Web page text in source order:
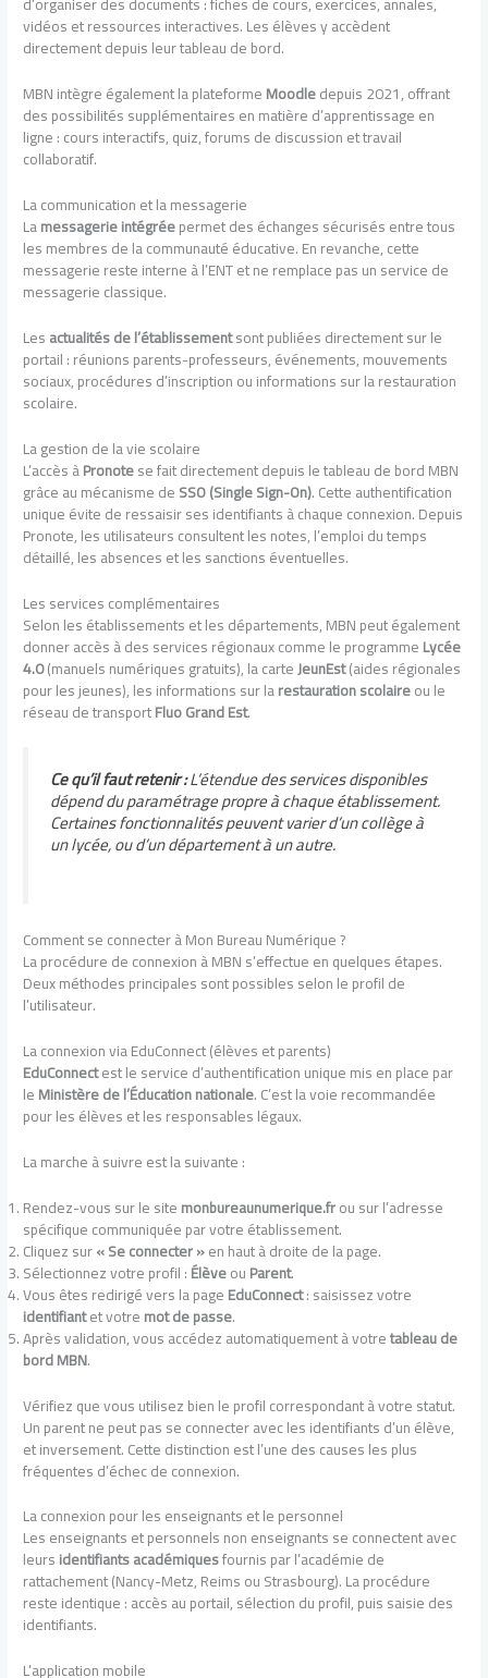
vidéos et ressources interactives. Les élèves y accèdent
directement depuis leur tableau de bord.
MBN intègre également la plateformeMoodledepuis 2021, offrant
des possibilités supplémentaires en matière d’apprentissage en
ligne : cours interactifs, quiz, forums de discussion et travail
collaboratif.
La communication et la messagerie
Lamessagerie intégréepermet des échanges sécurisés entre tous
les membres de la communauté éducative. En revanche, cette
messagerie reste interne à l’ENT et ne remplace pas un service de
messagerie classique.
Lesactualités de l’établissementsont publiées directement sur le
portail : réunions parents-professeurs, événements, mouvements
sociaux, procédures d’inscription ou informations sur la restauration
scolaire.
La gestion de la vie scolaire
L’accès àPronotese fait directement depuis le tableau de bord MBN
grâce au mécanisme deSSO (Single Sign-On). Cette authentification
unique évite de ressaisir ses identifiants à chaque connexion. Depuis
Pronote, les utilisateurs consultent les notes, l’emploi du temps
détaillé, les absences et les sanctions éventuelles.
Les services complémentaires
Selon les établissements et les départements, MBN peut également
donner accès à des services régionaux comme le programmeLycée
4.0(manuels numériques gratuits), la carteJeunEst(aides régionales
pour les jeunes), les informations sur larestauration scolaireou le
réseau de transportFluo Grand Est.
Ce qu’il faut retenir :L’étendue des services disponibles
dépend du paramétrage propre à chaque établissement.
Certaines fonctionnalités peuvent varier d’un collège à
un lycée, ou d’un département à un autre.
Comment se connecter à Mon Bureau Numérique ?
La procédure de connexion à MBN s’effectue en quelques étapes.
Deux méthodes principales sont possibles selon le profil de
l’utilisateur.
La connexion via EduConnect (élèves et parents)
EduConnectest le service d’authentification unique mis en place par
leMinistère de l’Éducation nationale. C’est la voie recommandée
pour les élèves et les responsables légaux.
La marche à suivre est la suivante :
Rendez-vous sur le sitemonbureaunumerique.frou sur l’adresse
spécifique communiquée par votre établissement.
Cliquez sur« Se connecter »en haut à droite de la page.
Sélectionnez votre profil :ÉlèveouParent.
Vous êtes redirigé vers la pageEduConnect: saisissez votre
identifiantet votremot de passe.
Après validation, vous accédez automatiquement à votretableau de
bord MBN.
Vérifiez que vous utilisez bien le profil correspondant à votre statut.
Un parent ne peut pas se connecter avec les identifiants d’un élève,
et inversement. Cette distinction est l’une des causes les plus
fréquentes d’échec de connexion.
La connexion pour les enseignants et le personnel
Les enseignants et personnels non enseignants se connectent avec
leursidentifiants académiquesfournis par l’académie de
rattachement (Nancy-Metz, Reims ou Strasbourg). La procédure
reste identique : accès au portail, sélection du profil, puis saisie des
identifiants.
L’application mobile